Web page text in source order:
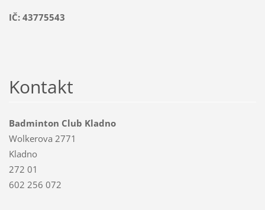
IČ: 43775543
Kontakt
Badminton Club Kladno
Wolkerova 2771
Kladno
272 01
602 256 072